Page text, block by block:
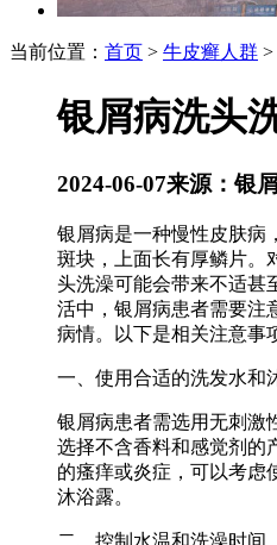
当前位置： 首页 > 牛皮癣人群 >
银屑病洗头
2024-06-07来源：银
银屑病是一种慢性皮肤病
斑块，上面长有厚鳞片。
头洗澡可能会带来不适甚
活中，银屑病患者需要注
病情。以下是相关注意事
一、使用合适的洗发水和
银屑病患者需选用无刺激
选择不含香料和感觉剂的
的瘙痒或炎症，可以考虑
沐浴露。
二、控制水温和洗澡时间